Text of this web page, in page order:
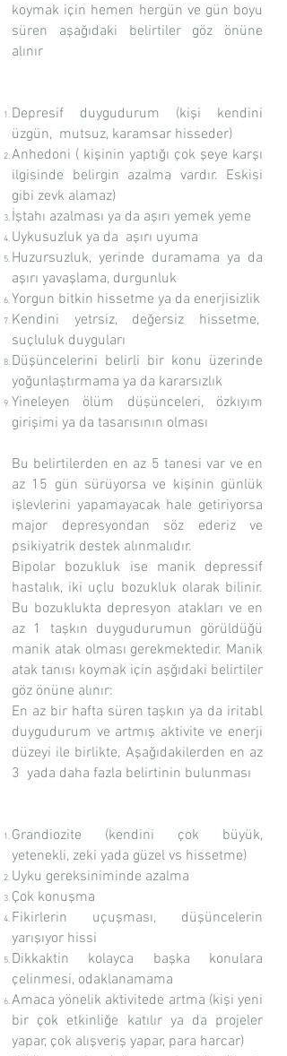
koymak için hemen hergün ve gün boyu
süren aşağıdaki belirtiler göz önüne
alınır
Depresif duygudurum (kişi kendini
üzgün, mutsuz, karamsar hisseder)
Anhedoni ( kişinin yaptığı çok şeye karşı
ilgisinde belirgin azalma vardır. Eskisi
gibi zevk alamaz)
İştahı azalması ya da aşırı yemek yeme
Uykusuzluk ya da aşırı uyuma
Huzursuzluk, yerinde duramama ya da
aşırı yavaşlama, durgunluk
Yorgun bitkin hissetme ya da enerjisizlik
Kendini yetrsiz, değersiz hissetme,
suçluluk duyguları
Düşüncelerini belirli bir konu üzerinde
yoğunlaştırmama ya da kararsızlık
Yineleyen ölüm düşünceleri, özkıyım
girişimi ya da tasarısının olması
Bu belirtilerden en az 5 tanesi var ve en
az 15 gün sürüyorsa ve kişinin günlük
işlevlerini yapamayacak hale getiriyorsa
major depresyondan söz ederiz ve
psikiyatrik destek alınmalıdır.
Bipolar bozukluk ise manik depressif
hastalık, iki uçlu bozukluk olarak bilinir.
Bu bozuklukta depresyon atakları ve en
az 1 taşkın duygudurumun görüldüğü
manik atak olması gerekmektedir. Manik
atak tanısı koymak için aşğıdaki belirtiler
göz önüne alınır:
En az bir hafta süren taşkın ya da iritabl
duygudurum ve artmış aktivite ve enerji
düzeyi ile birlikte, Aşağıdakilerden en az
3 yada daha fazla belirtinin bulunması
Grandiozite (kendini çok büyük,
yetenekli, zeki yada güzel vs hissetme)
Uyku gereksiniminde azalma
Çok konuşma
Fikirlerin uçuşması, düşüncelerin
yarışıyor hissi
Dikkaktin kolayca başka konulara
çelinmesi, odaklanamama
Amaca yönelik aktivitede artma (kişi yeni
bir çok etkinliğe katılır ya da projeler
yapar, çok alışveriş yapar, para harcar)